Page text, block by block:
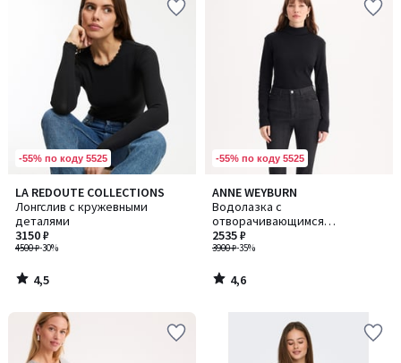
-55% по коду 5525
LA REDOUTE COLLECTIONS
Лонгслив с кружевными
деталями
4500 ₽-30%
3150 ₽
4,5
/ 5
4,5
/
-55% по коду 5525
ANNE WEYBURN
Водолазка с
отворачивающимся
воротником
3900 ₽-35%
2535 ₽
4,6
/ 5
4,6
/